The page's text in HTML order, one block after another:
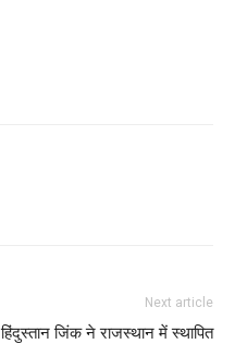
Next article
हिंदुस्तान जिंक ने राजस्थान में स्थापित